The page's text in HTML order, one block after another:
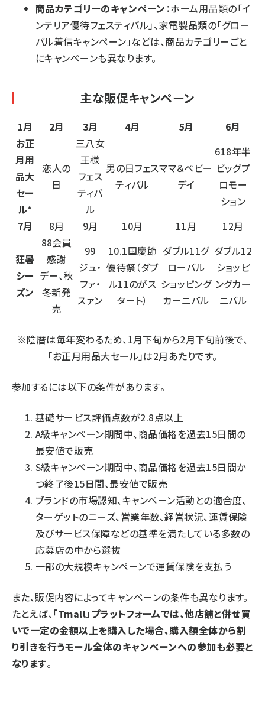
商品カテゴリーのキャンペーン ：ホーム用品類の「イ
ンテリア優待フェスティバル」、家電製品類の「グロー
バル着信キャンペーン」などは、商品カテゴリーごと
にキャンペーンも異なります。
主な販促キャンペーン
1月 2月 3月 4月 5月
6月
お正
月用
品大
セー
ル*
恋人の
日
三八女
王様
フェス
ティバ
ル
男の日フェス
ティバル
ママ＆ベビー
デイ
618年半
ビッグプ
ロモー
ション
7月
8月 9月 10月 11月 12月
狂暑
シー
ズン
88会員
感謝
デー、秋
冬新発
売
99
ジュ・
ファ・
スァン
10.1国慶節
優待祭（ダブ
ル11のがス
タート）
ダブル11グ
ローバル
ショッピング
カーニバル
ダブル12
ショッピ
ングカー
ニバル
※陰暦は毎年変わるため、1月下旬から2月下旬前後で、
「お正月用品大セール」は2月あたりです。
参加するには以下の条件があります。
基礎サービス評価点数が2.8点以上
A級キャンペーン期間中、商品価格を過去15日間の
最安値で販売
S級キャンペーン期間中、商品価格を過去15日間か
つ終了後15日間、最安値で販売
ブランドの市場認知、キャンペーン活動との適合度、
ターゲットのニーズ、営業年数、経営状況、運賃保険
及びサービス保障などの基準を満たしている多数の
応募店の中から選抜
一部の大規模キャンペーンで運賃保険を支払う
また、販促内容によってキャンペーンの条件も異なります。
たとえば、「Tmall」プラットフォームでは、他店舗と併せ買
いで一定の金額以上を購入した場合、購入額全体から割
り引きを行うモール全体のキャンペーンへの参加も必要と
なります。